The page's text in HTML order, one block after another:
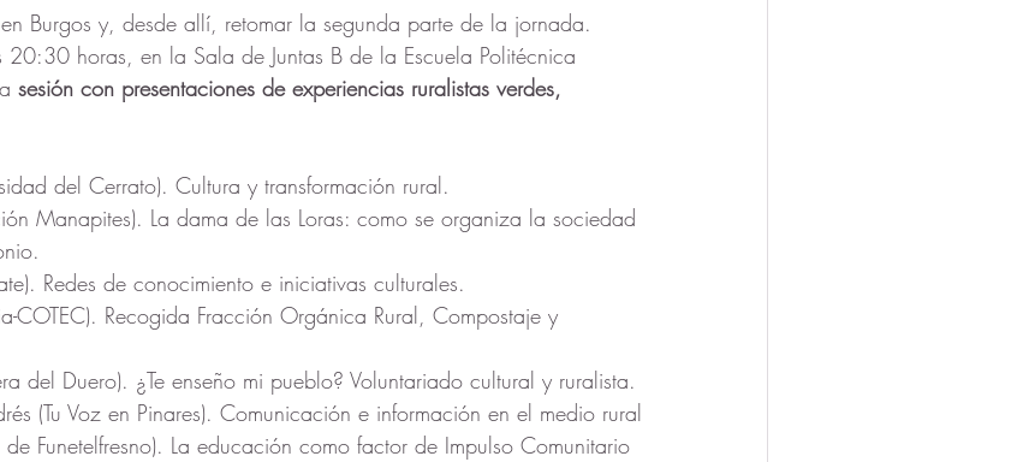
Burgos y, desde allí, retomar la segunda parte de la jornada.
horas, en la Sala de Juntas B de la Escuela Politécnica
sesión con presentaciones de experiencias ruralistas verdes,
del Cerrato). Cultura y transformación rural.
Manapites). La dama de las Loras: como se organiza la sociedad
Redes de conocimiento e iniciativas culturales.
COTEC). Recogida Fracción Orgánica Rural, Compostaje y
del Duero). ¿Te enseño mi pueblo? Voluntariado cultural y ruralista.
(Tu Voz en Pinares). Comunicación e información en el medio rural
Funetelfresno). La educación como factor de Impulso Comunitario